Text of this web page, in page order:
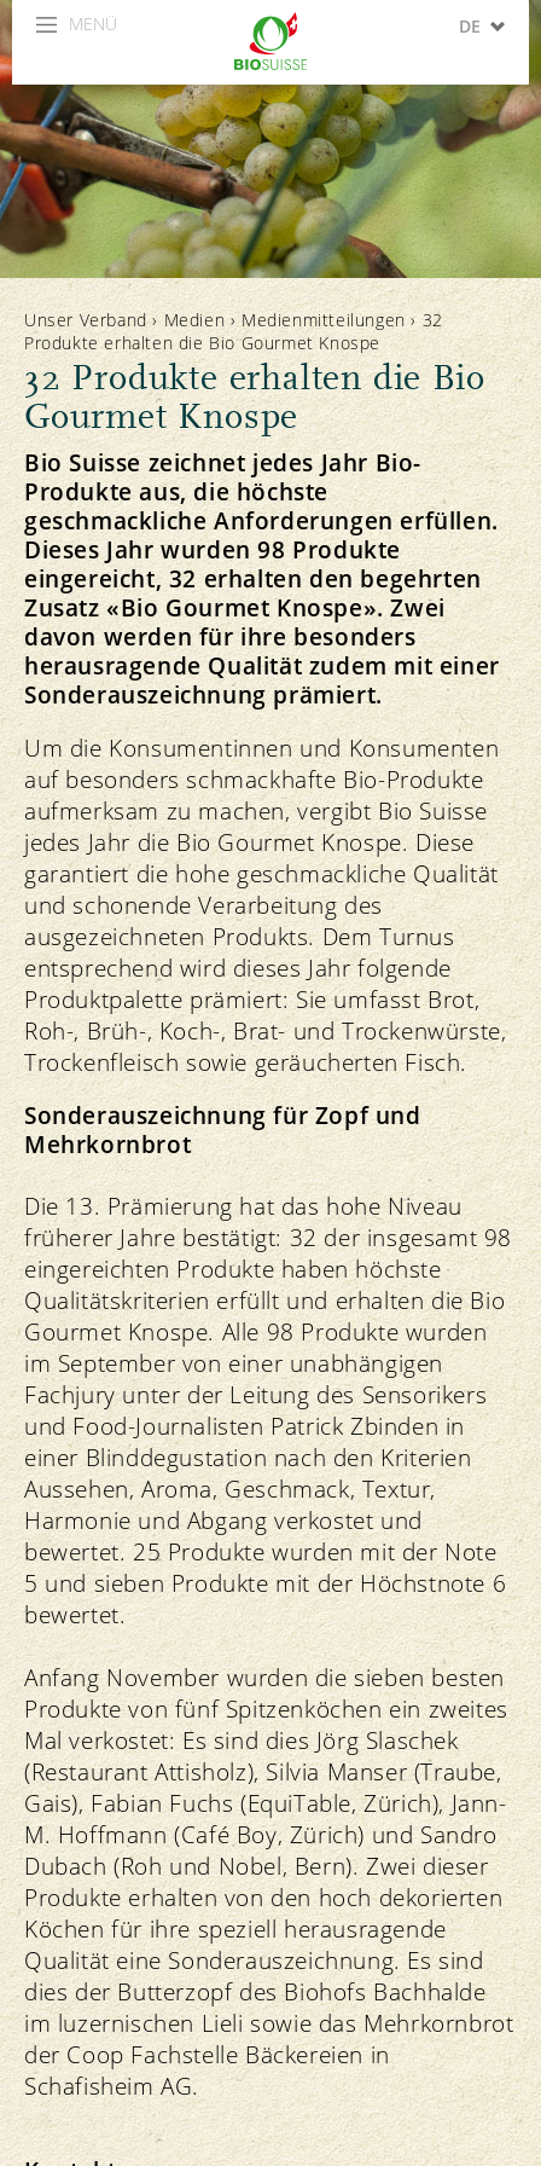
MENÜ DE
IT
Unser Verband› Medien ›Medienmitteilungen ›32
Produkte erhalten die Bio Gourmet Knospe
32 Produkte erhalten die Bio
Gourmet Knospe
Bio Suisse zeichnet jedes Jahr Bio-
Produkte aus, die höchste
geschmackliche Anforderungen erfüllen.
Dieses Jahr wurden 98 Produkte
eingereicht, 32 erhalten den begehrten
Zusatz «Bio Gourmet Knospe». Zwei
davon werden für ihre besonders
herausragende Qualität zudem mit einer
Sonderauszeichnung prämiert.
Um die Konsumentinnen und Konsumenten
auf besonders schmackhafte Bio-Produkte
aufmerksam zu machen, vergibt Bio Suisse
jedes Jahr die Bio Gourmet Knospe. Diese
garantiert die hohe geschmackliche Qualität
und schonende Verarbeitung des
ausgezeichneten Produkts. Dem Turnus
entsprechend wird dieses Jahr folgende
Produktpalette prämiert: Sie umfasst Brot,
Roh-, Brüh-, Koch-, Brat- und Trockenwürste,
Trockenfleisch sowie geräucherten Fisch.
Sonderauszeichnung für Zopf und
Mehrkornbrot
Die 13. Prämierung hat das hohe Niveau
früherer Jahre bestätigt: 32 der insgesamt 98
eingereichten Produkte haben höchste
Qualitätskriterien erfüllt und erhalten die Bio
Gourmet Knospe. Alle 98 Produkte wurden
im September von einer unabhängigen
Fachjury unter der Leitung des Sensorikers
und Food-Journalisten Patrick Zbinden in
einer Blinddegustation nach den Kriterien
Aussehen, Aroma, Geschmack, Textur,
Harmonie und Abgang verkostet und
bewertet. 25 Produkte wurden mit der Note
5 und sieben Produkte mit der Höchstnote 6
bewertet.
Anfang November wurden die sieben besten
Produkte von fünf Spitzenköchen ein zweites
Mal verkostet: Es sind dies Jörg Slaschek
(Restaurant Attisholz), Silvia Manser (Traube,
Gais), Fabian Fuchs (EquiTable, Zürich), Jann-
M. Hoffmann (Café Boy, Zürich) und Sandro
Dubach (Roh und Nobel, Bern). Zwei dieser
Produkte erhalten von den hoch dekorierten
Köchen für ihre speziell herausragende
Qualität eine Sonderauszeichnung. Es sind
dies der Butterzopf des Biohofs Bachhalde
im luzernischen Lieli sowie das Mehrkornbrot
der Coop Fachstelle Bäckereien in
Schafisheim AG.